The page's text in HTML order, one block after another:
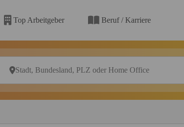
Top Arbeitgeber Beruf / Karriere